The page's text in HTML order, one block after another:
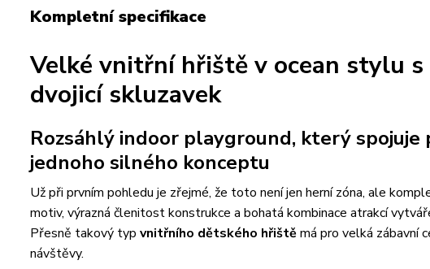
Kompletní specifikace
Velké vnitřní hřiště v ocean stylu
dvojicí skluzavek
Rozsáhlý indoor playground, který
jednoho silného konceptu
Už při prvním pohledu je zřejmé, že toto není jen herní zóna, ale
motiv, výrazná členitost konstrukce a bohatá kombinace atrakcí
Přesně takový typ vnitřního dětského hřiště má pro velká zábavní
návštěvy.